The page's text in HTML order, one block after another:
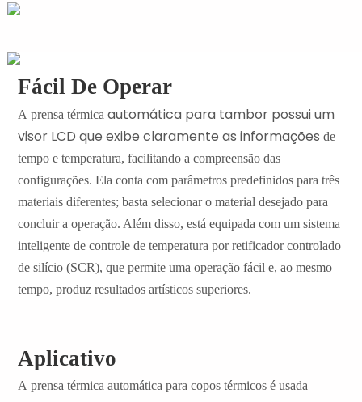
Fácil De Operar
A prensa térmica automática para tambor possui um
visor LCD que exibe claramente as informaçõesde
tempo e temperatura, facilitando a compreensão das
configurações. Ela conta com parâmetros predefinidos para três
materiais diferentes; basta selecionar o material desejado para
concluir a operação. Além disso, está equipada com um sistema
inteligente de controle de temperatura por retificador controlado
de silício (SCR), que permite uma operação fácil e, ao mesmo
tempo, produz resultados artísticos superiores.
Aplicativo
A prensa térmica automática para copos térmicos é usada